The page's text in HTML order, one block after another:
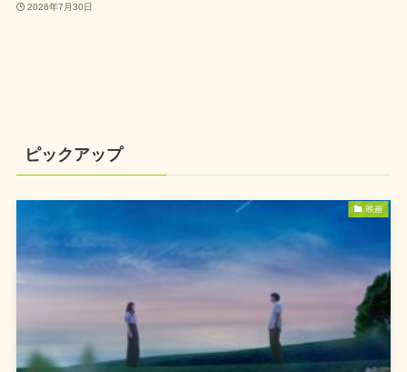
2026年7月30日
ピックアップ
映画